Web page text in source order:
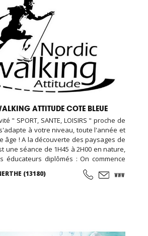
ATTITUDE COTE BLEUE
" SPORT, SANTE, LOISIRS " proche de
à votre niveau, toute l'année et
âge ! A la découverte des paysages de
une séance de 1H45 à 2H00 en nature,
éducateurs diplômés : On commence
musculaire et articulaire, puis place à
en alternant des phases plus
(13180)